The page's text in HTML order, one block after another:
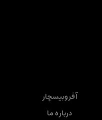
آفروبیسچار
درباره ما